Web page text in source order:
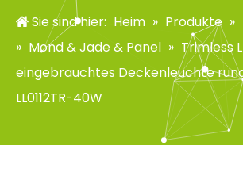
Sie sind hier: Heim » Produkte »
» Mond & Jade & Panel » Trimless
eingebrauchtes Deckenleuchte
LL0112TR-40W